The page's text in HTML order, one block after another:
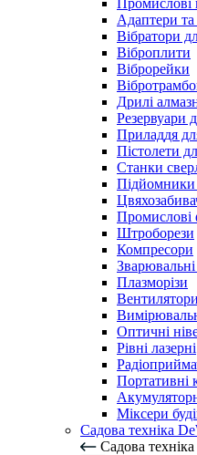
Промислові
Адаптери
Вібратори
Віброплити
Віброрейки
Дрилі
Резервуари
Приладдя
Пістолети
Станки
Підйомники
Промислові
Штроборези
Компресори
Плазморізи
Вентилятори
Оптичні
Рівні лазерні
Портативні
Міксери
Садова техніка
Садова